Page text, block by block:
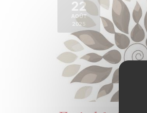
22
AOÛT
2025